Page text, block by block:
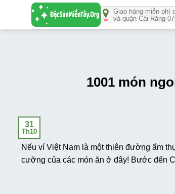
Giao hàng miễn phí
và quận Cái Răng
1001 món
31
Th10
Nếu ví Việt Nam là một thiên đường ẩm
cưỡng của các món ăn ở đây! Bước đến